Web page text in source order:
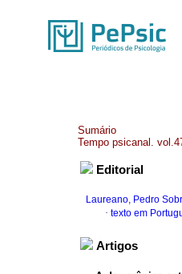
Sumário
Tempo psicanal.
Editorial
Laureano, Pedro
· texto em
Artigos